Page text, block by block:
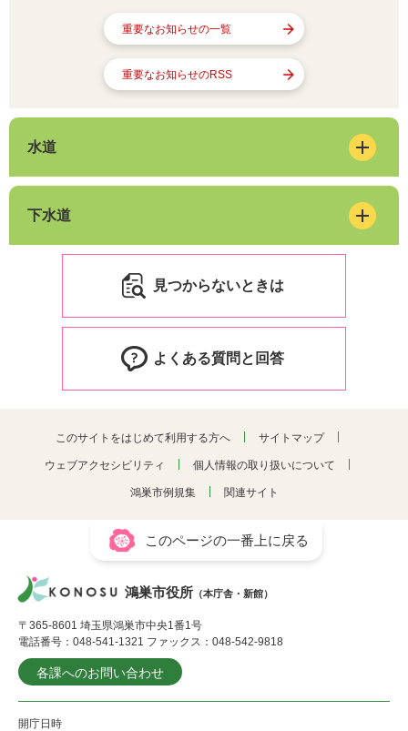
重要なお知らせの一覧
重要なお知らせのRSS
水道
下水道
見つからないときは
よくある質問と回答
このサイトをはじめて利用する方へ サイトマップ
ウェブアクセシビリティ 個人情報の取り扱いについて
鴻巣市例規集 関連サイト
このページの一番上に戻る
鴻巣市役所 （本庁舎・新館）
〒365-8601 埼玉県鴻巣市中央1番1号
電話番号：048-541-1321 ファックス：048-542-9818
各課へのお問い合わせ
開庁日時